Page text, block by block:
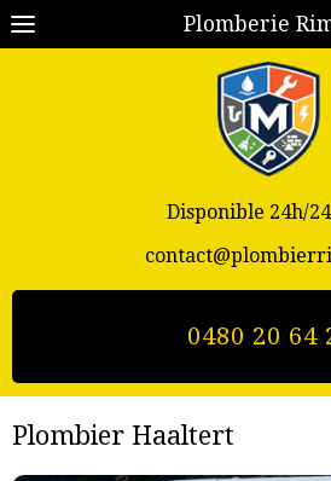
Plomberie
Disponible 24h/
0480 20 64
Plombier Haaltert